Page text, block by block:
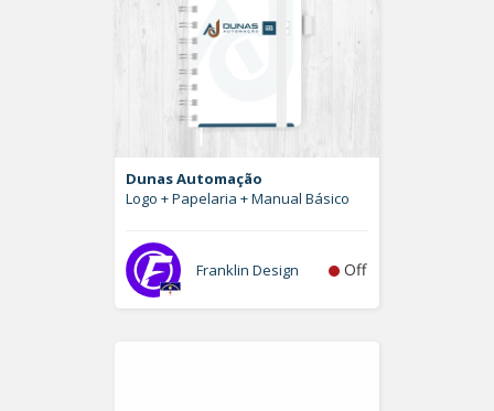
Dunas Automação
Logo + Papelaria + Manual Básico
Franklin Design Off